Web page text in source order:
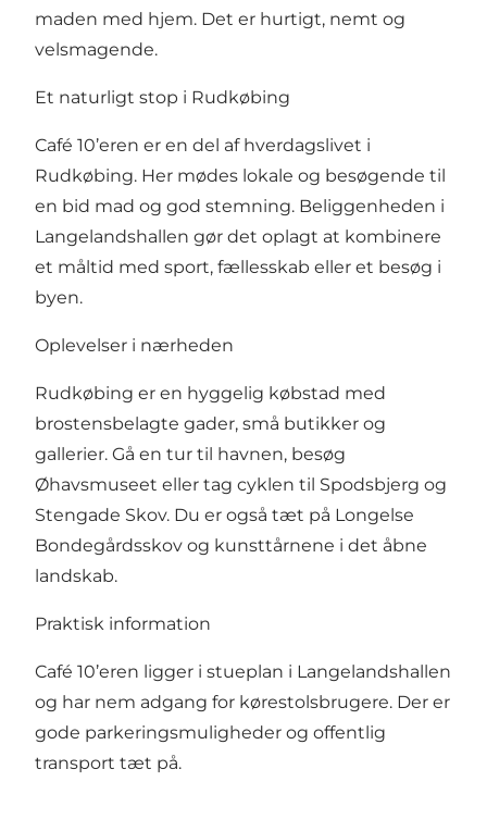
maden med hjem. Det er hurtigt, nemt og
velsmagende.
Et naturligt stop i Rudkøbing
Café 10’eren er en del af hverdagslivet i
Rudkøbing. Her mødes lokale og besøgende til
en bid mad og god stemning. Beliggenheden i
Langelandshallen gør det oplagt at kombinere
et måltid med sport, fællesskab eller et besøg i
byen.
Oplevelser i nærheden
Rudkøbing er en hyggelig købstad med
brostensbelagte gader, små butikker og
gallerier. Gå en tur til havnen, besøg
Øhavsmuseet eller tag cyklen til Spodsbjerg og
Stengade Skov. Du er også tæt på Longelse
Bondegårdsskov og kunsttårnene i det åbne
landskab.
Praktisk information
Café 10’eren ligger i stueplan i Langelandshallen
og har nem adgang for kørestolsbrugere. Der er
gode parkeringsmuligheder og offentlig
transport tæt på.